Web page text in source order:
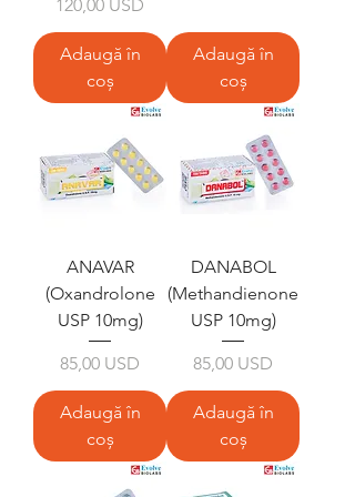
120,00 USD
Adaugă în
coș
Adaugă în
coș
ANAVAR
(Oxandrolone
USP 10mg)
Preț
85,00 USD
Adaugă în
coș
DANABOL
(Methandienone
USP 10mg)
Preț
85,00 USD
Adaugă în
coș